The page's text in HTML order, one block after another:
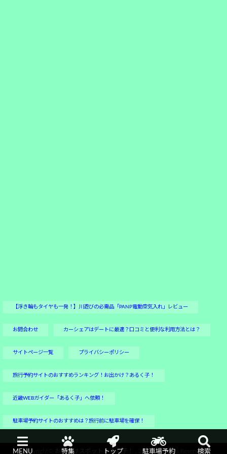
【浮き輪もタイヤも一発！】川遊びの必需品「PANP電動空気入れ」レビュー
お問合わせ カーシェアはデートに最適？口コミと便利な利用方法とは？
サイトページ一覧 プライバシーポリシー
旅行予約サイトのおすすめランキング！お出かけ？あるく子！
近畿WEBガイダー「あるく子」へ依頼！
駐車場予約サイトのおすすめは？旅行前に駐車場を確保！
Copyright© お出かけスポットあるく子！ , 2017 All Rights Reserved.
MENU 特集 トップ 駐車場予約 検索